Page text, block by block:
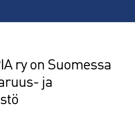
ry on Suomessa
ja